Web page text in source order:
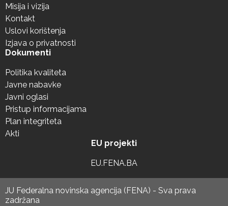
Misija i vizija
Kontakt
Uslovi korištenja
Izjava o privatnosti
Dokumenti
Politika kvaliteta
Javne nabavke
Javni oglasi
Pristup informacijama
Plan integriteta
Akti
EU projekti
EU.FENA.BA
JU Federalna novinska agencija (FENA) - Sva prava
zadržana